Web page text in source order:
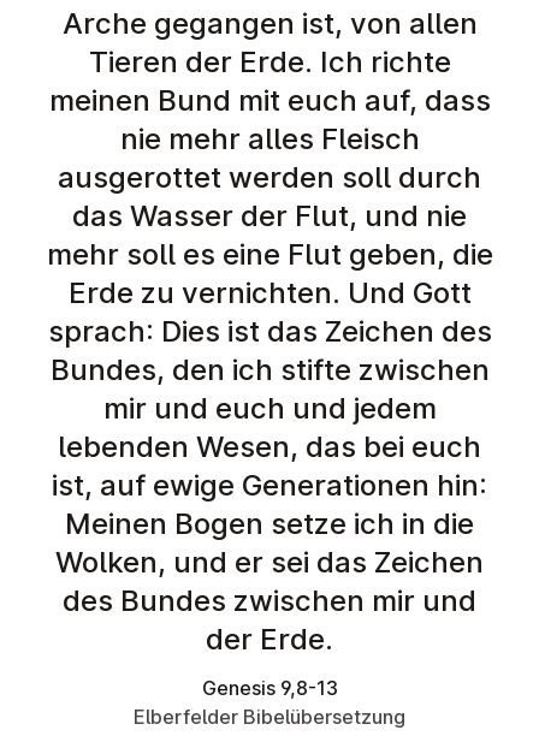
Arche gegangen ist, von allen
Tieren der Erde. Ich richte
meinen Bund mit euch auf, dass
nie mehr alles Fleisch
ausgerottet werden soll durch
das Wasser der Flut, und nie
mehr soll es eine Flut geben, die
Erde zu vernichten. Und Gott
sprach: Dies ist das Zeichen des
Bundes, den ich stifte zwischen
mir und euch und jedem
lebenden Wesen, das bei euch
ist, auf ewige Generationen hin:
Meinen Bogen setze ich in die
Wolken, und er sei das Zeichen
des Bundes zwischen mir und
der Erde.
Genesis 9,8-13
Elberfelder Bibelübersetzung